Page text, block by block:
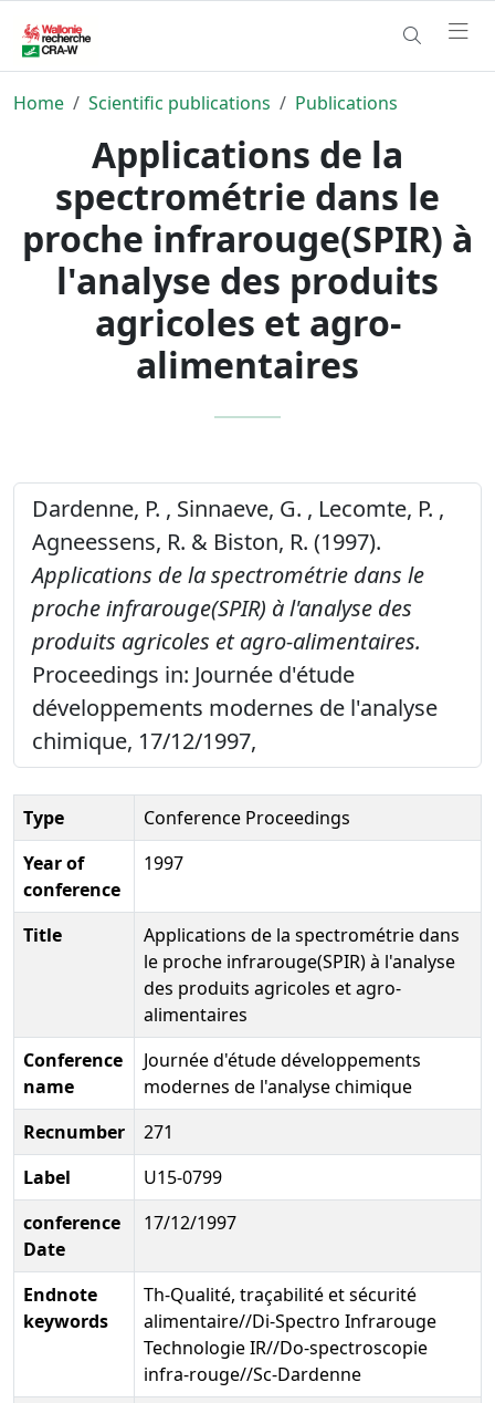
Home Scientific publications Publications
Applications de la
spectrométrie dans le
proche infrarouge(SPIR) à
l'analyse des produits
agricoles et agro-
alimentaires
Dardenne, P. , Sinnaeve, G. , Lecomte, P. ,
Agneessens, R. & Biston, R. (1997).
Applications de la spectrométrie dans le
proche infrarouge(SPIR) à l'analyse des
produits agricoles et agro-alimentaires.
Proceedings in: Journée d'étude
développements modernes de l'analyse
chimique, 17/12/1997,
Type
Conference Proceedings
Year of
conference
1997
Title
Applications de la spectrométrie dans
le proche infrarouge(SPIR) à l'analyse
des produits agricoles et agro-
alimentaires
Conference
name
Journée d'étude développements
modernes de l'analyse chimique
Recnumber
271
Label
U15-0799
conference
Date
17/12/1997
Endnote
keywords
Th-Qualité, traçabilité et sécurité
alimentaire//Di-Spectro Infrarouge
Technologie IR//Do-spectroscopie
infra-rouge//Sc-Dardenne